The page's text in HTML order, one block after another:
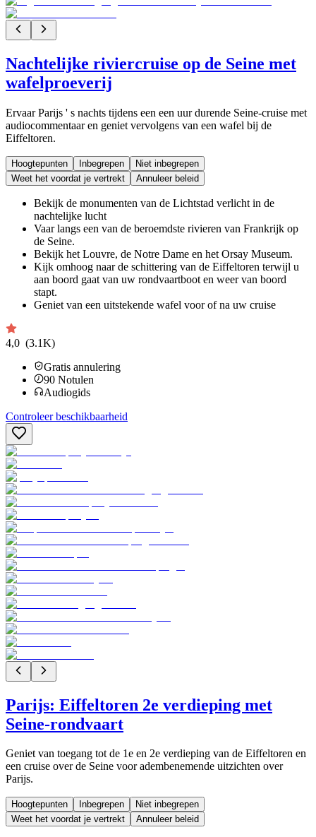
Nachtelijke riviercruise op de Seine met
wafelproeverij
Ervaar Parijs ' s nachts tijdens een een uur durende Seine-cruise met
audiocommentaar en geniet vervolgens van een wafel bij de
Eiffeltoren.
Hoogtepunten Inbegrepen
Niet inbegrepen
Weet het voordat je vertrekt
Annuleer beleid
Bekijk de monumenten van de Lichtstad verlicht in de
nachtelijke lucht
Vaar langs een van de beroemdste rivieren van Frankrijk op
de Seine.
Bekijk het Louvre, de Notre Dame en het Orsay Museum.
Kijk omhoog naar de schittering van de Eiffeltoren terwijl u
aan boord gaat van uw rondvaartboot en weer van boord
stapt.
Geniet van een uitstekende wafel voor of na uw cruise
4,0 (3.1K)
Gratis annulering
90 Notulen
Audiogids
Controleer beschikbaarheid
Parijs: Eiffeltoren 2e verdieping met
Seine-rondvaart
Geniet van toegang tot de 1e en 2e verdieping van de Eiffeltoren en
een cruise over de Seine voor adembenemende uitzichten over
Parijs.
Hoogtepunten Inbegrepen
Niet inbegrepen
Weet het voordat je vertrekt
Annuleer beleid